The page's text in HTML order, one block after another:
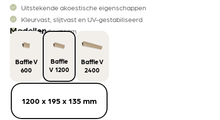
Uitstekende akoestische eigenschappen
Kleurvast, slijtvast en UV-gestabiliseerd
Mooi en duurzaam
Modellen
Baffle V
600
Baffle
V 1200
Baffle V
2400
1200 x 195 x 135 mm